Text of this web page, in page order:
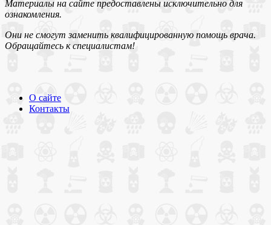
Материалы на сайте предоставлены исключительно для
ознакомления.
Они не смогут заменить квалифицированную помощь врача.
Обращайтесь к специалистам!
О сайте
Контакты